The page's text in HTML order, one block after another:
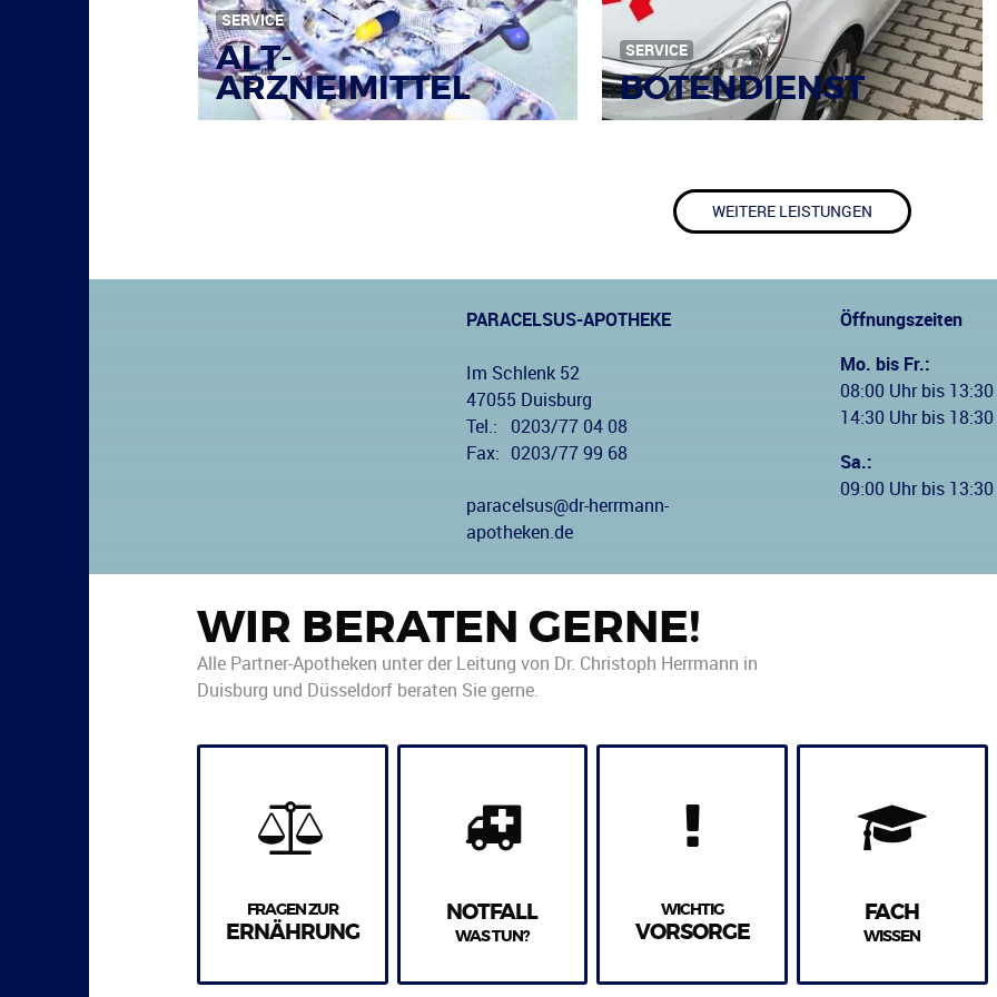
SERVICE
ALT-
ARZNEIMITTEL
SERVICE
BOTENDIENST
WEITERE LEISTUNGEN
PARACELSUS-APOTHEKE
Im Schlenk 52
47055 Duisburg
Tel.:
0203/77 04 08
Fax:
0203/77 99 68
paracelsus@dr-herrmann-
apotheken.de
Öffnungszeiten
Mo. bis Fr.:
08:00 Uhr bis
14:30 Uhr bis
Sa.:
09:00 Uhr bis
WIR BERATEN GERNE!
Alle Partner-Apotheken unter der Leitung von Dr. Christoph Herrmann in
Duisburg und Düsseldorf beraten Sie gerne.
FRAGEN ZUR
ERNÄHRUNG
NOTFALL
WAS TUN?
WICHTIG
VORSORGE
FACH
WISSEN